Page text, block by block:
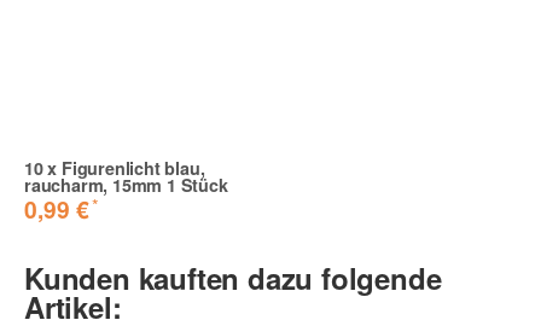
Superkräftige blaue Farbe, das Lichterbild hat
spitzenmässig ausgehesn.
10x Figurenlicht blau,
raucharm, 15mm 1 Stück
0,99 €*
Kunden kauften dazu folgende
Artikel: